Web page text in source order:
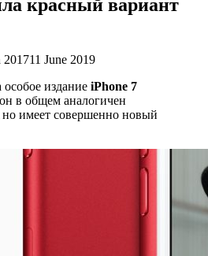
красный вариант
201711 June 2019
издание iPhone 7
в общем аналогичен
имеет совершенно новый